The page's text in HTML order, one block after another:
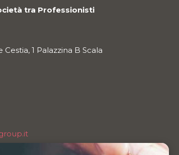
tra Professionisti
1 Palazzina B Scala